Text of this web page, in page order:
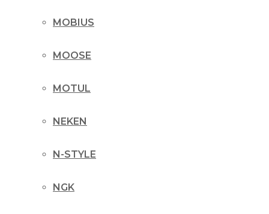
MOBIUS
MOOSE
MOTUL
NEKEN
N-STYLE
NGK